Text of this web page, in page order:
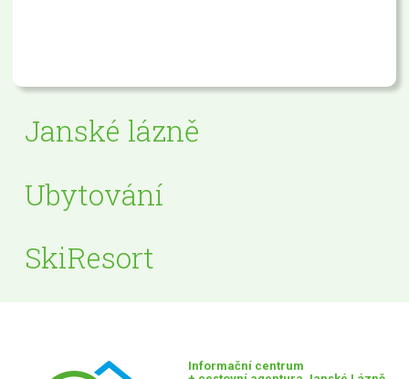
Janské lázně
Ubytování
SkiResort
Informační centrum